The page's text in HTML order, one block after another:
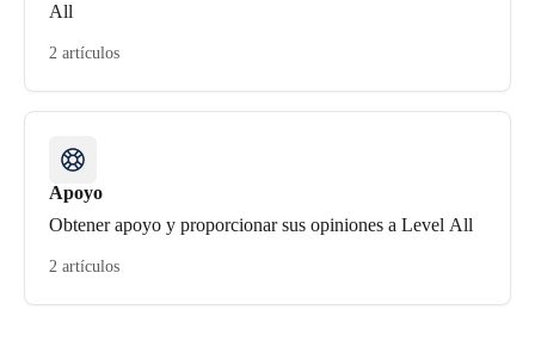
All
2 artículos
Apoyo
Obtener apoyo y proporcionar sus opiniones a Level All
2 artículos